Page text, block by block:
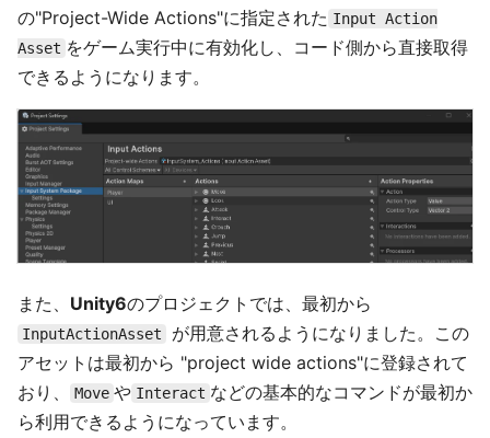
の"Project-Wide Actions"に指定された Input Action
Asset をゲーム実行中に有効化し、コード側から直接取得
できるようになります。
また、 Unity6のプロジェクトでは、最初から
InputActionAsset
が用意されるようになりました。この
アセットは最初から "project wide actions"に登録されて
おり、
Move や Interact などの基本的なコマンドが最初か
ら利用できるようになっています。